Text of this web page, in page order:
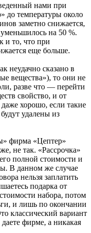
нами при
до температуры около
заметно снижается,
на 50 %.
и то, что при
еще больше.
неудачно сказано в
вещества»), то они не
разве что — перейти
свойство, и от
хорошо, если такие
удалены из
фирма «Цептер»
не так. «Рассрочка»
полной стоимости и
В данном же случае
нельзя заплатить
подарка от
набора, потом
и лишь по окончании
классический вариант
фирме, а никакая